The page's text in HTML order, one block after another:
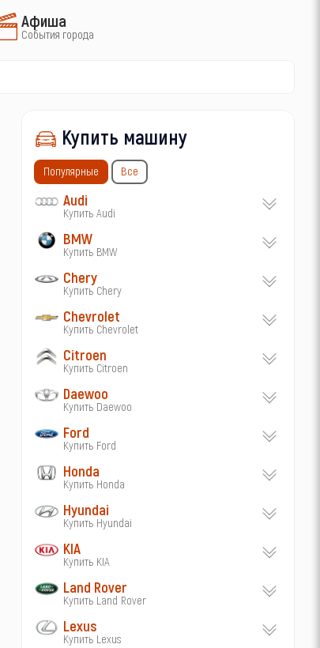
Афиша
События города
Купить машину
Популярные Все
Audi
Купить Audi
BMW
Купить BMW
Chery
Купить Chery
Chevrolet
Купить Chevrolet
Citroen
Купить Citroen
Daewoo
Купить Daewoo
Ford
Купить Ford
Honda
Купить Honda
Hyundai
Купить Hyundai
KIA
Купить KIA
Land Rover
Купить Land Rover
Lexus
Купить Lexus